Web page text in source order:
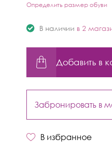
Определить размер обуви
В наличии в 2
Добавить в
Забронировать в
В избранное